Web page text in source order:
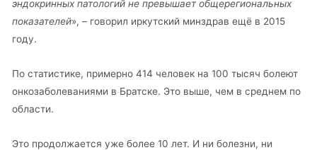
эндокринных патологий не превышает общерегиональных
показателей», – говорил иркутский минздрав ещё в 2015
году.
По статистике, примерно 414 человек на 100 тысяч болеют
онкозаболеваниями в Братске. Это выше, чем в среднем по
области.
Это продолжается уже более 10 лет. И ни болезни, ни